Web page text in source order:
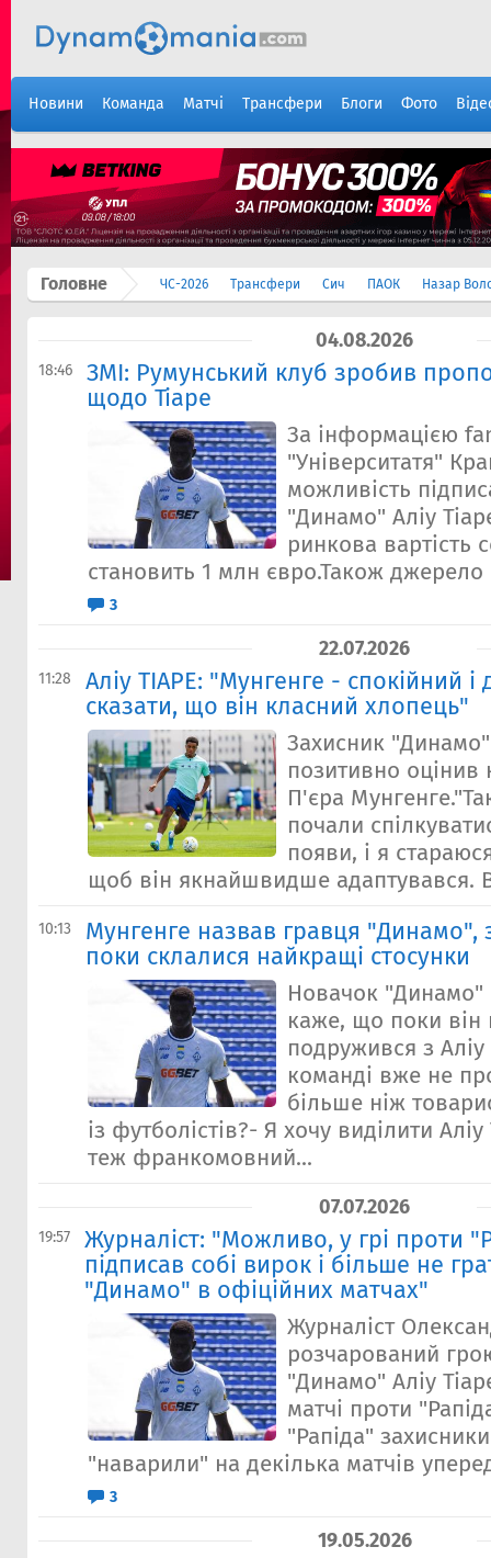
Новини Команда Матчі Трансфери Блоги Фото
Головне ЧС-2026 Трансфери Сич ПАОК Назар
04.08.2026
18:46
ЗМІ: Румунський клуб зробив
щодо Тіаре
За інформацією
"Університатя"
можливість
"Динамо" Аліу
ринкова вартість
становить 1 млн євро.Також джерело
3
22.07.2026
11:28
Аліу ТІАРЕ: "Мунгенге - спокійний
сказати, що він класний хлопець"
Захисник "Динамо"
позитивно
П'єра
почали
появи, і я
щоб він якнайшвидше адаптувався.
10:13
Мунгенге назвав гравця "Динамо",
поки склалися найкращі стосунки
Новачок "Динамо"
каже, що поки він
подружився з
команді вже не
більше ніж
із футболістів?- Я хочу виділити
теж франкомовний...
07.07.2026
19:57
Журналіст: "Можливо, у грі проти
підписав собі вирок і більше не
"Динамо" в офіційних матчах"
Журналіст
розчарований
"Динамо" Аліу
матчі проти
"Рапіда"
"наварили" на декілька матчів
3
19.05.2026